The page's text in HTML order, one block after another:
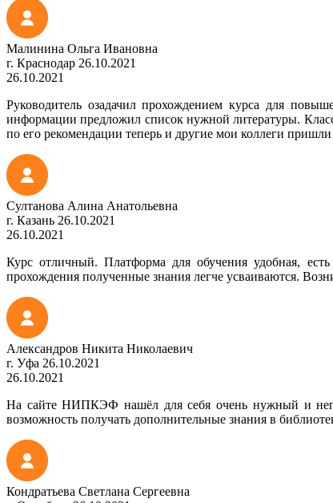
Малинина Ольга Ивановна
г. Краснодар 26.10.2021
26.10.2021
Руководитель озадачил прохождением курса для
информации предложил список нужной литературы.
по его рекомендации теперь и другие мои коллеги пришли
Султанова Алина Анатольевна
г. Казань 26.10.2021
26.10.2021
Курс отличный. Платформа для обучения удобная,
прохождения полученные знания легче усваиваются.
Александров Никита Николаевич
г. Уфа 26.10.2021
26.10.2021
На сайте НИПКЭФ нашёл для себя очень нужный и
возможность получать дополнительные знания в
Кондратьева Светлана Сергеевна